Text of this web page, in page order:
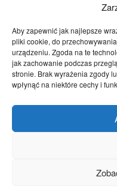
Aby zapewnić jak najlepsze
pliki cookie, do
urządzeniu. Zgoda na te
jak zachowanie podczas
stronie. Brak wyrażenia zgody
wpłynąć na niektóre cechy i
Temat dnia
Publicystyka
Polityka
Polska
Społeczeństwo